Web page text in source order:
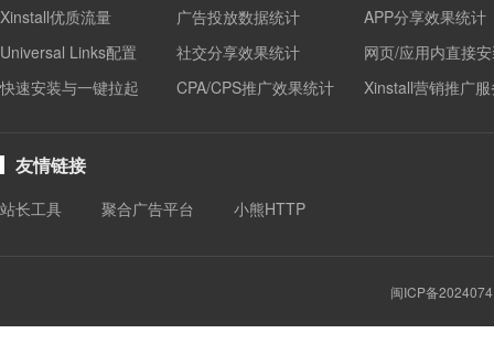
Xinstall优质流量
Universal Links配置
快速安装与一键拉起
广告投放数据统计
APP分享效果统计
社交分享效果统计
网页/应用内直接
CPA/CPS推广效果统计
Xinstall营销推广
友情链接
站长工具 聚合广告平台 小熊HTTP
闽ICP备